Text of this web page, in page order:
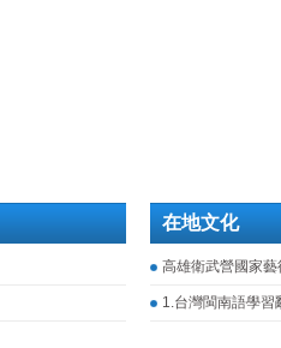
在地文化
高雄衛武營國家藝
1.台灣閩南語學習